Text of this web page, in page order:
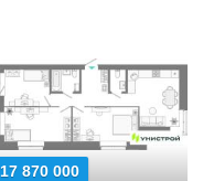
17 870 000